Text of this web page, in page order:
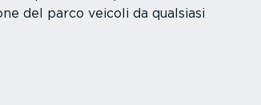
del parco veicoli da qualsiasi